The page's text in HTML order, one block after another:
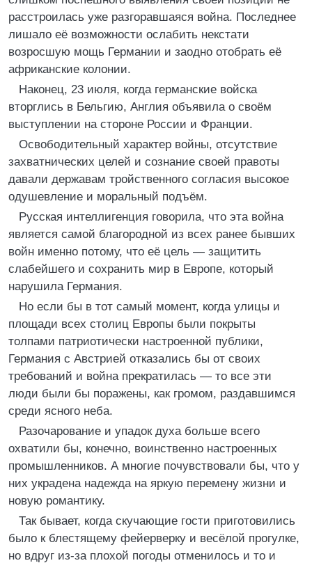
расстроилась уже разгоравшаяся война. Последнее
лишало её возможности ослабить некстати
возросшую мощь Германии и заодно отобрать её
африканские колонии.
Наконец, 23 июля, когда германские войска
вторглись в Бельгию, Англия объявила о своём
выступлении на стороне России и Франции.
Освободительный характер войны, отсутствие
захватнических целей и сознание своей правоты
давали державам тройственного согласия высокое
одушевление и моральный подъём.
Русская интеллигенция говорила, что эта война
является самой благородной из всех ранее бывших
войн именно потому, что её цель — защитить
слабейшего и сохранить мир в Европе, который
нарушила Германия.
Но если бы в тот самый момент, когда улицы и
площади всех столиц Европы были покрыты
толпами патриотически настроенной публики,
Германия с Австрией отказались бы от своих
требований и война прекратилась — то все эти
люди были бы поражены, как громом, раздавшимся
среди ясного неба.
Разочарование и упадок духа больше всего
охватили бы, конечно, воинственно настроенных
промышленников. А многие почувствовали бы, что у
них украдена надежда на яркую перемену жизни и
новую романтику.
Так бывает, когда скучающие гости приготовились
было к блестящему фейерверку и весёлой прогулке,
но вдруг из-за плохой погоды отменилось и то и